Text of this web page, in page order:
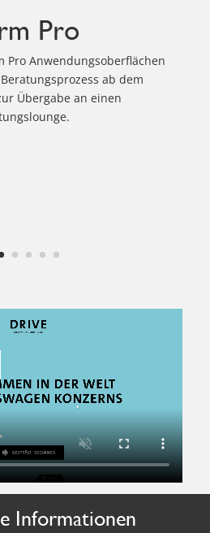
Pro
Pro Anwendungsoberflächen
ab dem
Übergabe an einen
Informationen